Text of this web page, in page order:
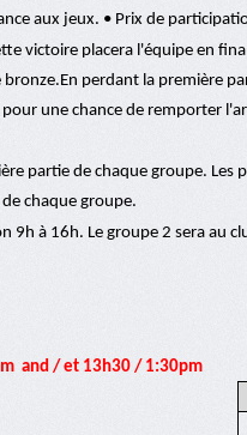
aux jeux. • Prix de
victoire placera l'équipe en
perdant la première
une chance de remporter
partie de chaque groupe. Les
chaque groupe.
9h à 16h. Le groupe 2 sera au
and / et 13h30 / 1:30pm